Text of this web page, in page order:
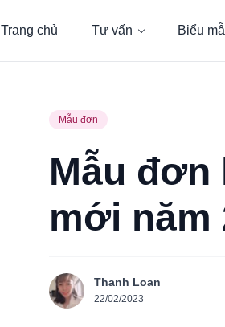
Trang chủ Tư vấn Biểu
Mẫu đơn
Mẫu đơn
mới năm
Thanh Loan
22/02/2023